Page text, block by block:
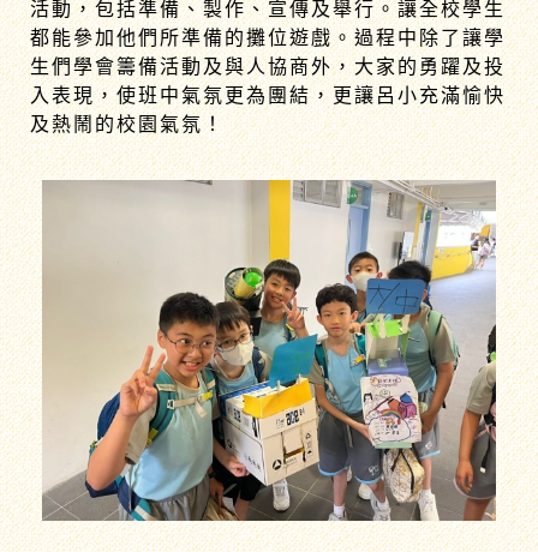
入表現，使班中氣氛更為團結，更讓呂小充滿愉快
及熱鬧的校園氣氛！